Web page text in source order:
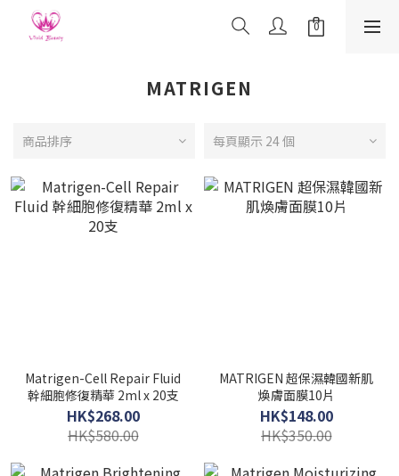
MATRIGEN
商品排序 每頁顯示 24 個
Matrigen-Cell Repair Fluid
幹細胞修復精華 2ml x 20支
HK$268.00
HK$580.00
MATRIGEN 超保濕韓國新肌
煥膚面膜10片
HK$148.00
HK$350.00